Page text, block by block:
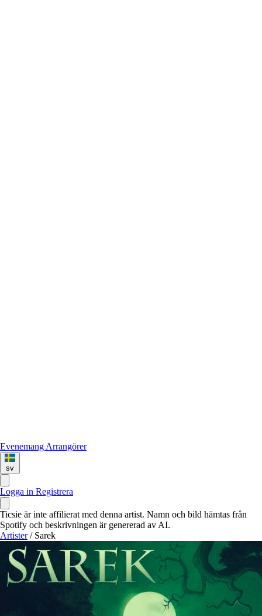
Evenemang Arrangörer
sv
Logga in Registrera
Ticsie är inte affilierat med denna artist. Namn och bild hämtas från
Spotify och beskrivningen är genererad av AI.
Artister / Sarek